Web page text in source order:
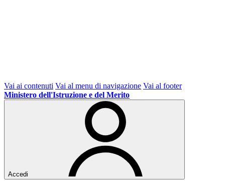
Vai ai contenuti Vai al menu di navigazione Vai al footer
Ministero dell'Istruzione e del Merito
Accedi